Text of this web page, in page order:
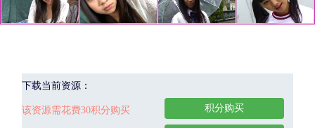
下载当前资源：
该资源需花费30积分购买 积分购买